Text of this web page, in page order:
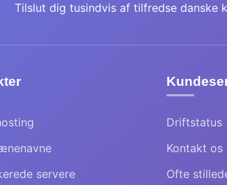
Tilslut dig tusindvis af tilfredse danske
servere
Driftstatus
Kontakt os
Ofte